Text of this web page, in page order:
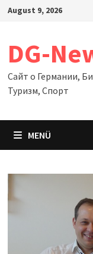
Zum
August 9, 2026
DG-
Сайт о Германии,
Туризм, Спорт
MENÜ